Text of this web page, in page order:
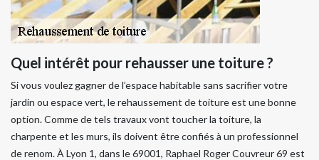
Quel intérêt pour rehausser une toiture ?
Si vous voulez gagner de l’espace habitable sans sacrifier votre
jardin ou espace vert, le rehaussement de toiture est une bonne
option. Comme de tels travaux vont toucher la toiture, la
charpente et les murs, ils doivent être confiés à un professionnel
de renom. À Lyon 1, dans le 69001, Raphael Roger Couvreur 69 est